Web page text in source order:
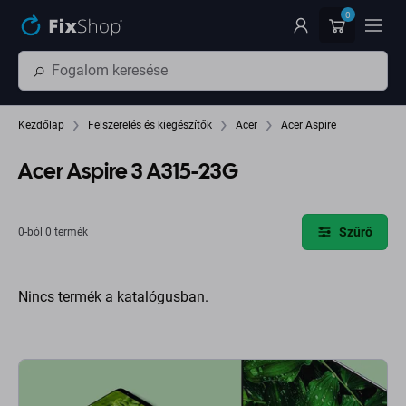
0
Kezdőlap Felszerelés és kiegészítők Acer Acer Aspire
Acer Aspire 3 A315-23G
0-ból 0 termék Szűrő
Nincs termék a katalógusban.